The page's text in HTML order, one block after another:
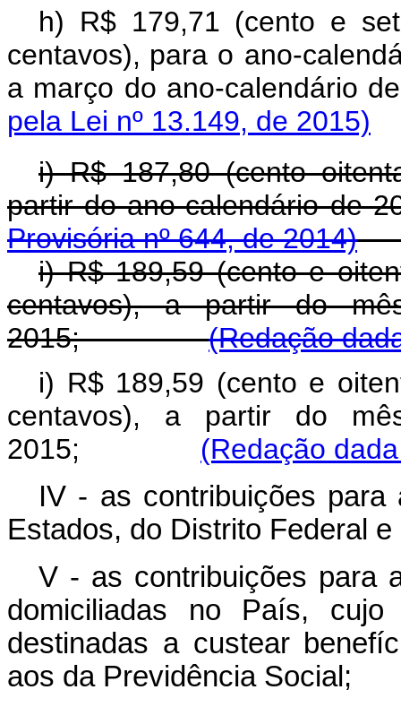
h) R$ 179,71 (cento e
centavos), para o ano-
a março do ano-
pela Lei nº 13.149, de 2015)
i) R$ 187,80 (cento
partir do ano-calendário de
Provisória nº 644, de 2014)
i) R$ 189,59 (cento e
centavos), a partir do
2015;(Redação
i) R$ 189,59 (cento e
centavos), a partir do
2015; (Redação
IV - as contribuições
Estados, do Distrito Federal
V - as contribuições para
domiciliadas no País,
destinadas a custear
aos da Previdência Social;